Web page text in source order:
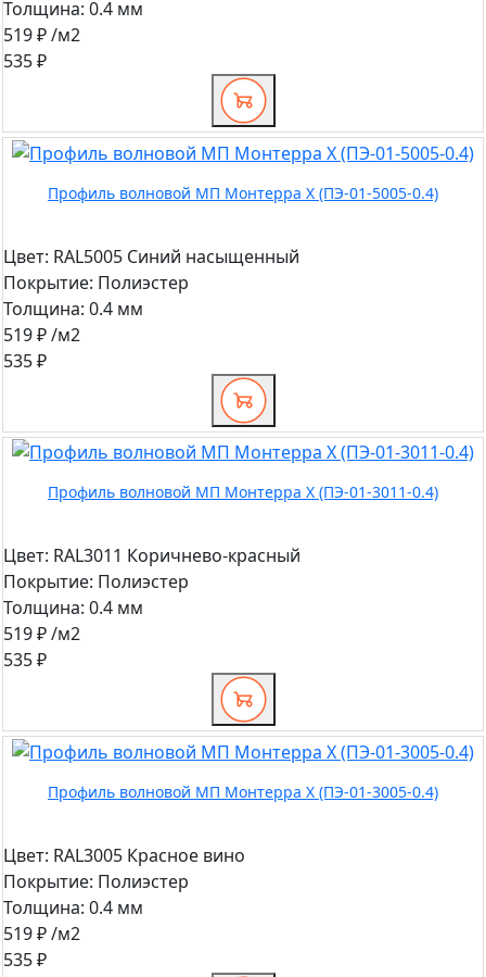
Толщина: 0.4 мм
519 ₽/м2
535 ₽
Профиль волновой МП Монтерра X (ПЭ-01-5005-0.4)
Цвет: RAL5005 Синий насыщенный
Покрытие: Полиэстер
Толщина: 0.4 мм
519 ₽/м2
535 ₽
Профиль волновой МП Монтерра X (ПЭ-01-3011-0.4)
Цвет: RAL3011 Коричнево-красный
Покрытие: Полиэстер
Толщина: 0.4 мм
519 ₽/м2
535 ₽
Профиль волновой МП Монтерра X (ПЭ-01-3005-0.4)
Цвет: RAL3005 Красное вино
Покрытие: Полиэстер
Толщина: 0.4 мм
519 ₽/м2
535 ₽